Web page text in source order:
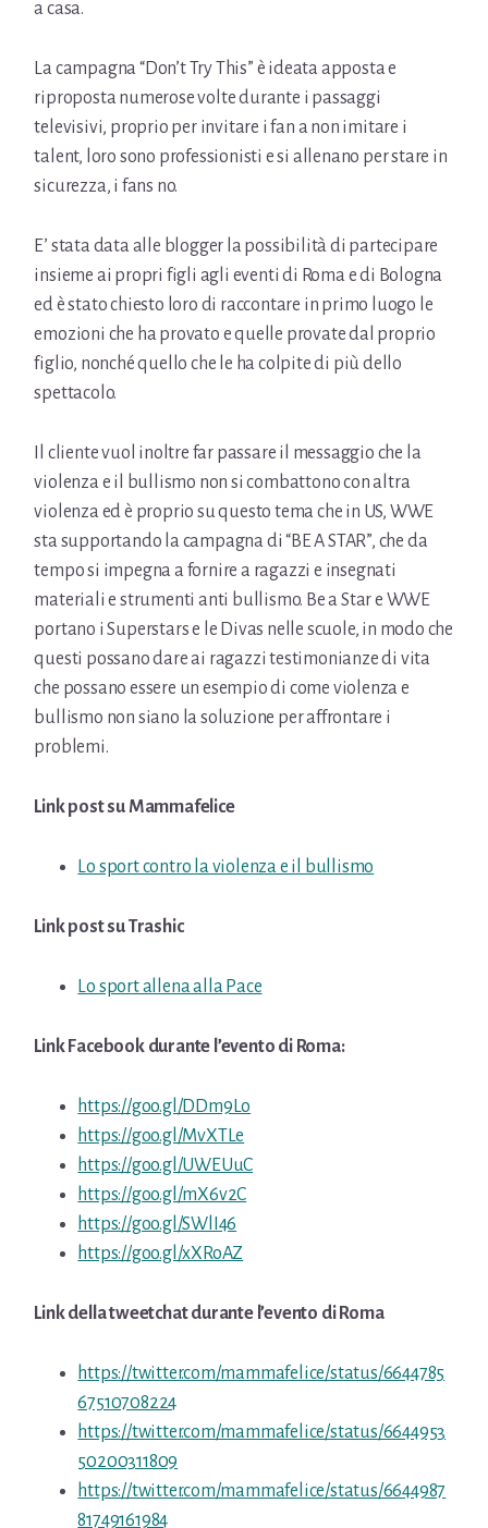
a casa.
La campagna “Don’t Try This” è ideata apposta e
riproposta numerose volte durante i passaggi
televisivi, proprio per invitare i fan a non imitare i
talent, loro sono professionisti e si allenano per stare in
sicurezza, i fans no.
E’ stata data alle blogger la possibilità di partecipare
insieme ai propri figli agli eventi di Roma e di Bologna
ed è stato chiesto loro di raccontare in primo luogo le
emozioni che ha provato e quelle provate dal proprio
figlio, nonché quello che le ha colpite di più dello
spettacolo.
Il cliente vuol inoltre far passare il messaggio che la
violenza e il bullismo non si combattono con altra
violenza ed è proprio su questo tema che in US, WWE
sta supportando la campagna di “BE A STAR”, che da
tempo si impegna a fornire a ragazzi e insegnati
materiali e strumenti anti bullismo. Be a Star e WWE
portano i Superstars e le Divas nelle scuole, in modo che
questi possano dare ai ragazzi testimonianze di vita
che possano essere un esempio di come violenza e
bullismo non siano la soluzione per affrontare i
problemi.
Link post su Mammafelice
Lo sport contro la violenza e il bullismo
Link post su Trashic
Lo sport allena alla Pace
Link Facebook durante l’evento di Roma:
https://goo.gl/DDm9Lo
https://goo.gl/MvXTLe
https://goo.gl/UWEUuC
https://goo.gl/mX6v2C
https://goo.gl/SWlI46
https://goo.gl/xXRoAZ
Link della tweetchat durante l’evento di Roma
https://twitter.com/mammafelice/status/6644785
67510708224
https://twitter.com/mammafelice/status/6644953
50200311809
https://twitter.com/mammafelice/status/6644987
81749161984